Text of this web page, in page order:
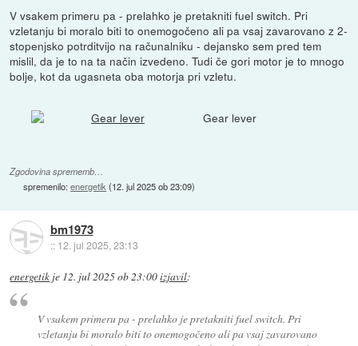
V vsakem primeru pa - prelahko je pretakniti fuel switch. Pri
vzletanju bi moralo biti to onemogočeno ali pa vsaj zavarovano z 2-
stopenjsko potrditvijo na računalniku - dejansko sem pred tem
mislil, da je to na ta način izvedeno. Tudi če gori motor je to mnogo
bolje, kot da ugasneta oba motorja pri vzletu.
Gear lever
Zgodovina sprememb…
spremenilo:energetik (12. jul 2025 ob 23:09)
bm1973
:: 12. jul 2025, 23:13
energetik je 12. jul 2025 ob 23:00izjavil:
V vsakem primeru pa - prelahko je pretakniti fuel switch. Pri
vzletanju bi moralo biti to onemogočeno ali pa vsaj zavarovano